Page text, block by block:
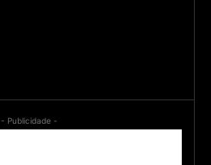
- Publicidade -